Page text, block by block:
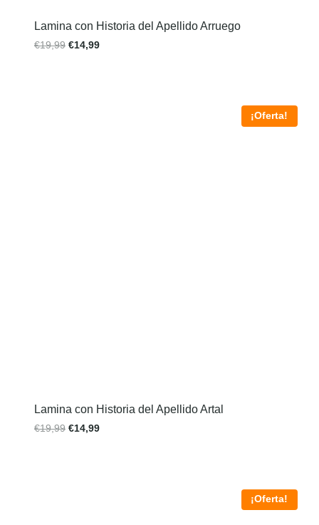
Lamina con Historia del Apellido Arruego
€19,99 €14,99
¡Oferta!
Lamina con Historia del Apellido Artal
€19,99 €14,99
¡Oferta!